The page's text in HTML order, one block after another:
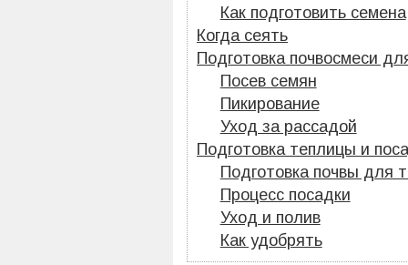
Как подготовить семена
Когда сеять
Подготовка почвосмеси
Посев семян
Пикирование
Уход за рассадой
Подготовка теплицы и
Подготовка почвы для
Процесс посадки
Уход и полив
Как удобрять